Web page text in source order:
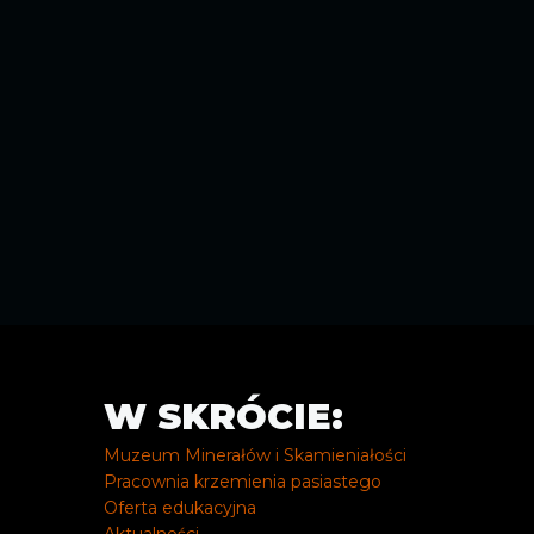
W SKRÓCIE:
Muzeum Minerałów i Skamieniałości
Pracownia krzemienia pasiastego
Oferta edukacyjna